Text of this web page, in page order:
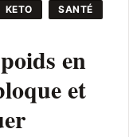
KETO SANTÉ
en
et